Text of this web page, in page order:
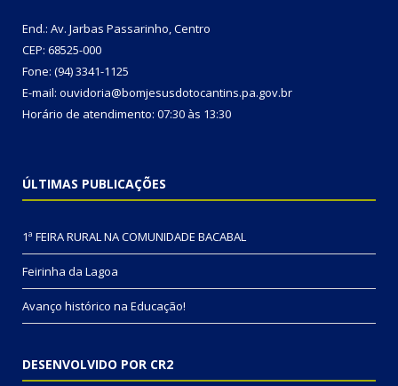
End.: Av. Jarbas Passarinho, Centro
CEP: 68525-000
Fone: (94) 3341-1125
E-mail: ouvidoria@bomjesusdotocantins.pa.gov.br
Horário de atendimento: 07:30 às 13:30
ÚLTIMAS PUBLICAÇÕES
1ª FEIRA RURAL NA COMUNIDADE BACABAL
Feirinha da Lagoa
Avanço histórico na Educação!
DESENVOLVIDO POR CR2